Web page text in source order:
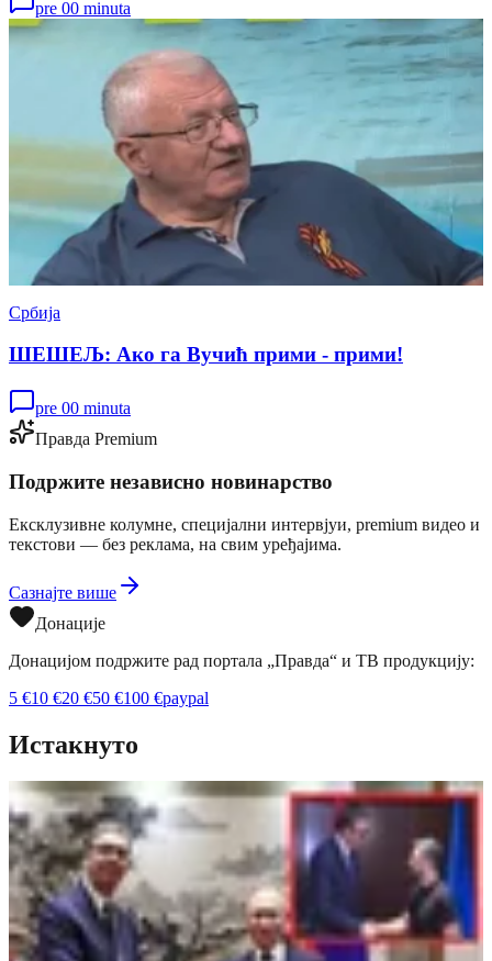
pre 00 minuta
Србија
ШЕШЕЉ: Ако га Вучић прими - прими!
pre 00 minuta
Правда Premium
Подржите независно новинарство
Ексклузивне колумне, специјални интервјуи, premium видео и
текстови — без реклама, на свим уређајима.
Сазнајте више
Донације
Донацијом подржите рад портала „Правда“ и ТВ продукцију:
5 €10 €20 €50 €100 €paypal
Истакнуто